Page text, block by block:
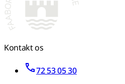
Kontakt os
72 53 05 30